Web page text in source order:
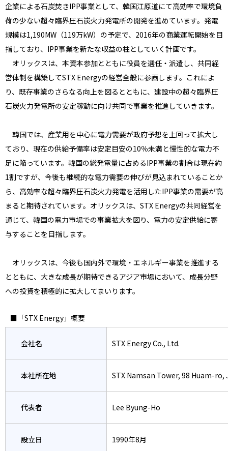
企業による石炭焚きIPP事業として、韓国江原道にて高効率で環境負
荷の少ない超々臨界圧石炭火力発電所の開発を進めています。発電
規模は1,190MW（119万kW）の予定で、2016年の商業運転開始を目
指しており、IPP事業を新たな収益の柱としていく計画です。
オリックスは、本資本参加とともに役員を選任・派遣し、共同経
営体制を構築してSTX Energyの経営全般に参画します。これによ
り、既存事業のさらなる向上を図るとともに、建設中の超々臨界圧
石炭火力発電所の安定稼動に向け共同で事業を推進していきます。
韓国では、産業用を中心に電力需要が政府予想を上回って拡大し
ており、現在の供給予備率は安定目安の10％未満と慢性的な電力不
足に陥っています。韓国の総発電量に占めるIPP事業の割合は現在約
1割ですが、今後も継続的な電力需要の伸びが見込まれていることか
ら、高効率な超々臨界圧石炭火力発電を活用したIPP事業の需要が高
まると期待されています。オリックスは、STX Energyの共同経営を
通じて、韓国の電力市場での事業拡大を図り、電力の安定供給に寄
与することを目指します。
オリックスは、今後も国内外で環境・エネルギー事業を推進する
とともに、大きな成長が期待できるアジア市場において、成長分野
への投資を積極的に拡大してまいります。
■「STX Energy」概要
会社名 STX Energy Co., Ltd.
本社所在地 STX Namsan Tower, 98 Huam-ro,
代表者 Lee Byung-Ho
設立日 1990年8月